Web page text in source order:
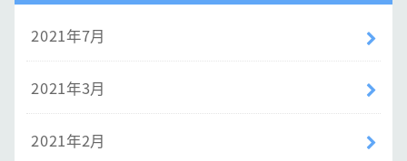
2021年7月
2021年3月
2021年2月